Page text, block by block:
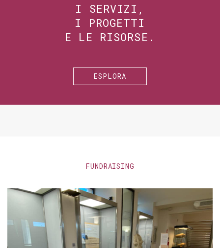
I SERVIZI,
I PROGETTI
E LE RISORSE.
ESPLORA
FUNDRAISING